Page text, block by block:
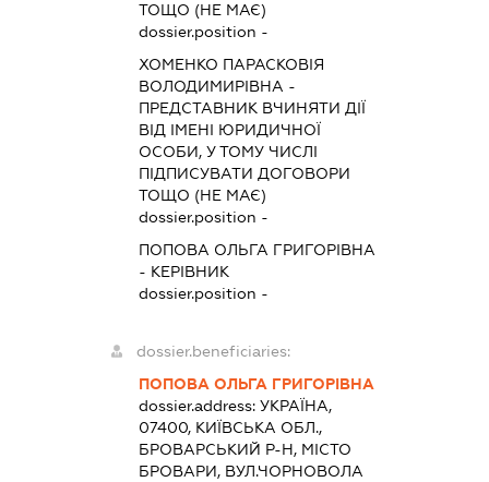
ТОЩО (НЕ МАЄ)
dossier.position -
ХОМЕНКО ПАРАСКОВІЯ
ВОЛОДИМИРІВНА -
ПРЕДСТАВНИК ВЧИНЯТИ ДІЇ
ВІД ІМЕНІ ЮРИДИЧНОЇ
ОСОБИ, У ТОМУ ЧИСЛІ
ПІДПИСУВАТИ ДОГОВОРИ
ТОЩО (НЕ МАЄ)
dossier.position -
ПОПОВА ОЛЬГА ГРИГОРІВНА
- КЕРІВНИК
dossier.position -
dossier.beneficiaries:
ПОПОВА ОЛЬГА ГРИГОРІВНА
dossier.address:УКРАЇНА,
07400, КИЇВСЬКА ОБЛ.,
БРОВАРСЬКИЙ Р-Н, МІСТО
БРОВАРИ, ВУЛ.ЧОРНОВОЛА